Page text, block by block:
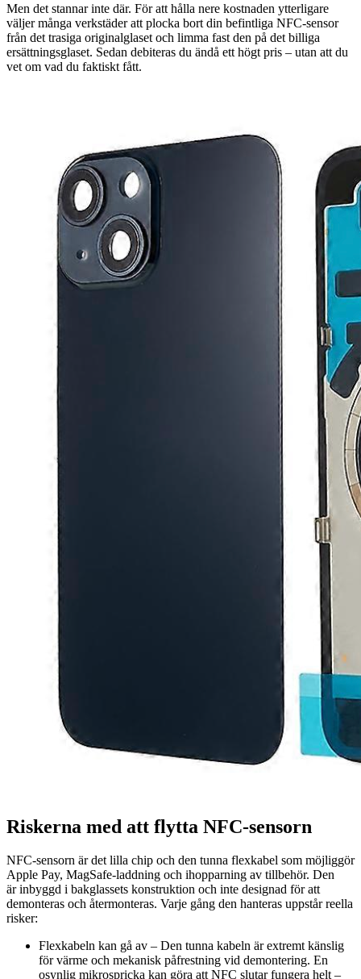
Men det stannar inte där. För att hålla nere kostnaden ytterligare
väljer många verkstäder att plocka bort din befintliga NFC-sensor
från det trasiga originalglaset och limma fast den på det billiga
ersättningsglaset. Sedan debiteras du ändå ett högt pris – utan att du
vet om vad du faktiskt fått.
Riskerna med att flytta NFC-sensorn
NFC-sensorn är det lilla chip och den tunna flexkabel som möjliggör
Apple Pay, MagSafe-laddning och ihopparning av tillbehör. Den
är inbyggd i bakglassets konstruktion och inte designad för att
demonteras och återmonteras. Varje gång den hanteras uppstår reella
risker:
Flexkabeln kan gå av – Den tunna kabeln är extremt känslig
för värme och mekanisk påfrestning vid demontering. En
osynlig mikrospricka kan göra att NFC slutar fungera helt –